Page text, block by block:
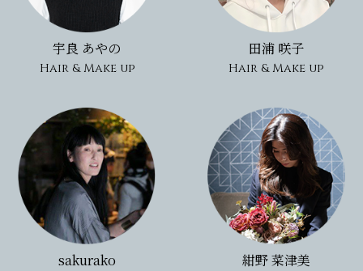
宇良 あやの
Hair & Make up
田浦 咲子
Hair & Make up
sakurako 紺野 菜津美